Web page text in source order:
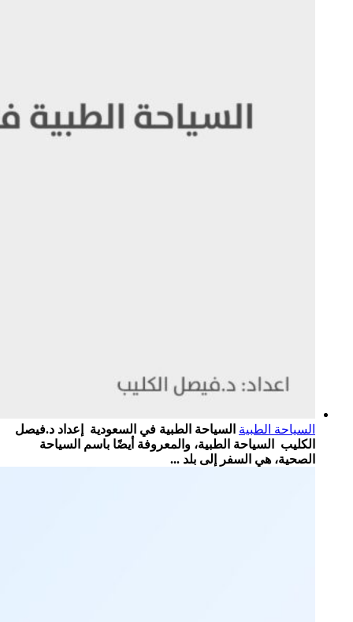
السياحة الطبية السياحة الطبية في السعودية إعداد د.فيصل
الكليب السياحة الطبية، والمعروفة أيضًا باسم السياحة
الصحية، هي السفر إلى بلد ...